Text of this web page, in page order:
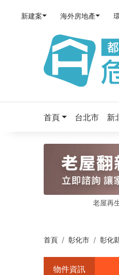
新建案 海外房地產
首頁 台北市 新
老屋再
首頁 彰化市 彰化
物件資訊